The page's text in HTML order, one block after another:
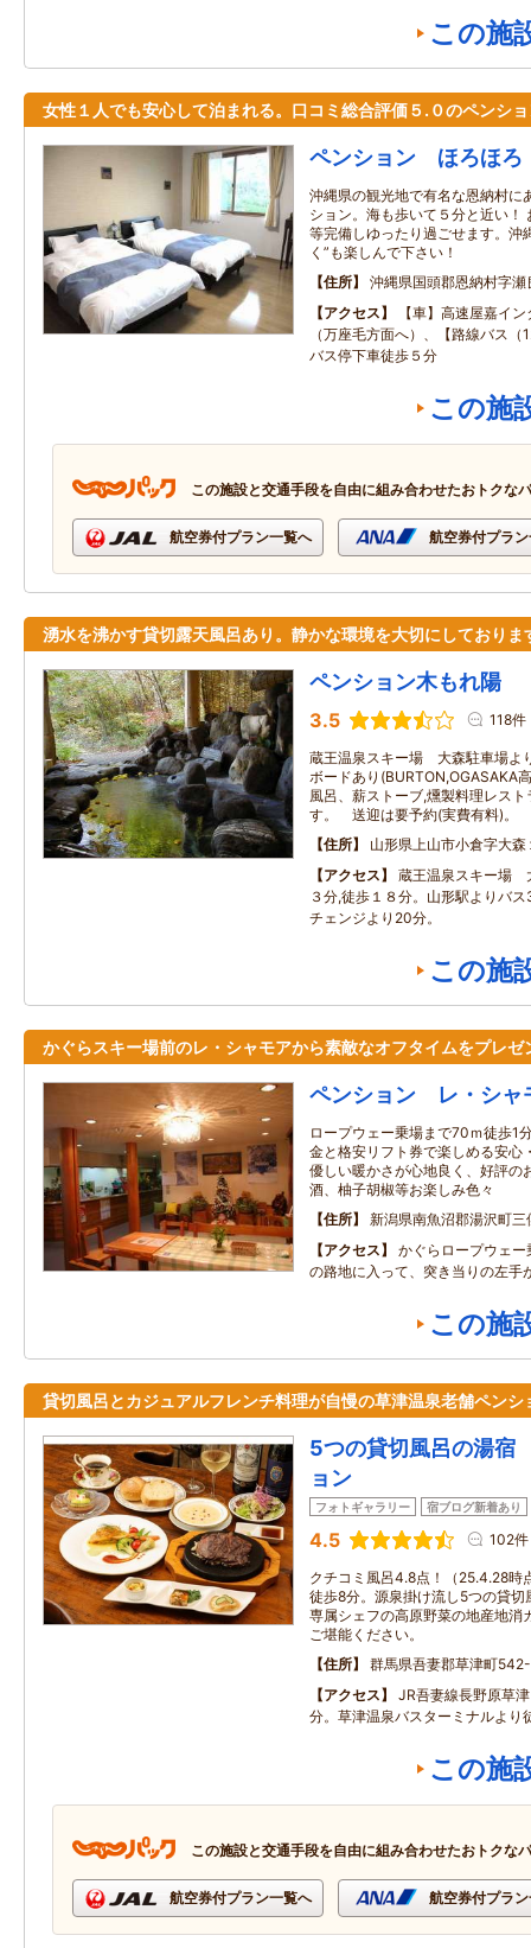
この施
女性１人でも安心して泊まれる。口コミ総合評価５.０のペンシ
ペンション ほろほろ
沖縄県の観光地で有名な恩納村に
ション。海も歩いて５分と近い！
等完備しゆったり過ごせます。沖
く”も楽しんで下さい！
住所
沖縄県国頭郡恩納村字
アクセス
【車】高速屋嘉イ
（万座毛方面へ）、【路線バス
バス停下車徒歩５分
この施
この施設と交通手段を自由に組み合わせたおトクな
航空券付プラン一覧へ 航空券付プラ
湧水を沸かす貸切露天風呂あり。静かな環境を大切にしておりま
ペンション木もれ陽
3.5 118件
蔵王温泉スキー場 大森駐車場よ
ボードあり(BURTON,OGASAKA
風呂、薪ストーブ,燻製料理レス
す。 送迎は要予約(実費有料)。
住所
山形県上山市小倉字大森
アクセス
蔵王温泉スキー場
３分,徒歩１８分。山形駅よりバ
チェンジより20分。
この施
かぐらスキー場前のレ・シャモアから素敵なオフタイムをプレゼ
ペンション レ・シャ
ロープウェー乗場まで70ｍ徒歩1
金と格安リフト券で楽しめる安心
優しい暖かさが心地良く、好評の
酒、柚子胡椒等お楽しみ色々
住所
新潟県南魚沼郡湯沢町三
アクセス
かぐらロープウェ
の路地に入って、突き当りの左手
この施
貸切風呂とカジュアルフレンチ料理が自慢の草津温泉老舗ペンシ
5つの貸切風呂の湯
ョン
フォトギャラリー 宿ブログ新着あり
4.5 102件
クチコミ風呂4.8点！（25.4.28時
徒歩8分。源泉掛け流し5つの貸
専属シェフの高原野菜の地産地消
ご堪能ください。
住所
群馬県吾妻郡草津町
アクセス
JR吾妻線長野原草
分。草津温泉バスターミナルより
この施
この施設と交通手段を自由に組み合わせたおトクな
航空券付プラン一覧へ 航空券付プラ